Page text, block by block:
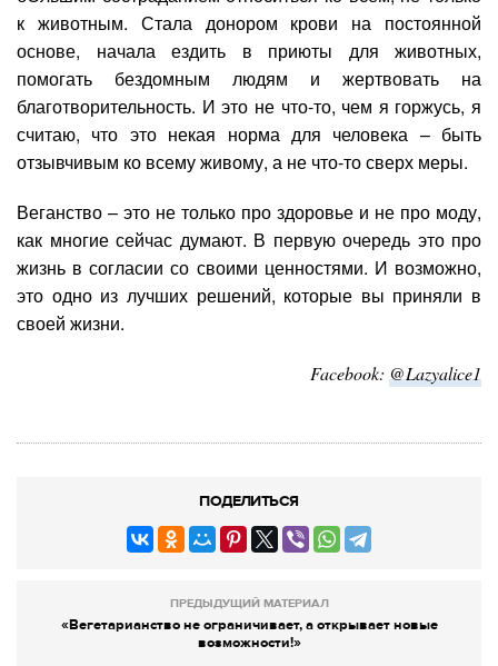
к животным. Стала донором крови на постоянной
основе, начала ездить в приюты для животных,
помогать бездомным людям и жертвовать на
благотворительность. И это не что-то, чем я горжусь, я
считаю, что это некая норма для человека – быть
отзывчивым ко всему живому, а не что-то сверх меры.
Веганство – это не только про здоровье и не про моду,
как многие сейчас думают. В первую очередь это про
жизнь в согласии со своими ценностями. И возможно,
это одно из лучших решений, которые вы приняли в
своей жизни.
Facebook: @Lazyalice1
ПОДЕЛИТЬСЯ
ПРЕДЫДУЩИЙ МАТЕРИАЛ
«Вегетарианство не ограничивает, а открывает новые
возможности!»